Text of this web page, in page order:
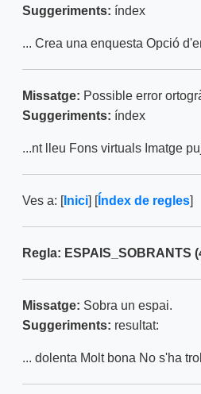
Suggeriments: índex
... Crea una enquesta Opció
Missatge: Possible error
Suggeriments: índex
...nt lleu Fons virtuals Imatge
Ves a: [Inici] [Índex de regles]
Regla: ESPAIS_SOBRANTS
Missatge: Sobra un espai.
Suggeriments: resultat:
... dolenta Molt bona No s'ha